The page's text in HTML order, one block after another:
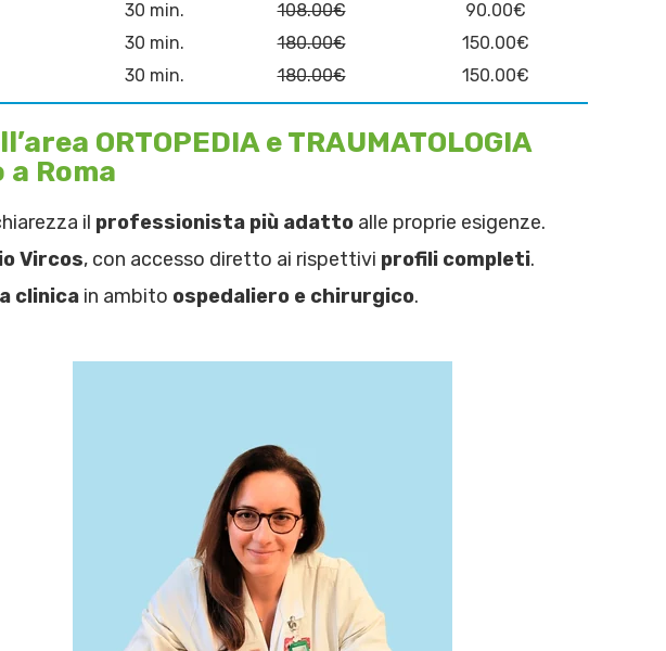
30 min. 108.00€
90.00€
30 min. 180.00€
150.00€
30 min. 180.00€ 150.00€
ORTOPEDIA e TRAUMATOLOGIA
Roma
il professionista più adattoalle proprie esigenze.
Vircos, con accesso diretto ai rispettivi profili completi.
clinicain ambito ospedaliero e chirurgico.